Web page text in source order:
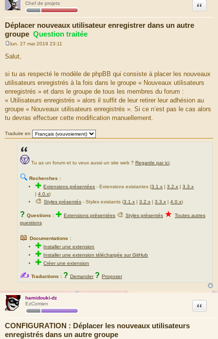
Chef de projets
Déplacer nouveaux utilisateur enregistrer dans un autre
groupe Question traitée
Citation
e
s
a
g
e
lun. 27 mai 2019 23:11
Salut,
si tu as respecté le modèle de phpBB qui consiste à placer les nouveaux
utilisateurs enregistrés à la fois dans le groupe « Nouveaux utilisateurs
enregistrés » et dans le groupe de tous les membres du forum :
« Utilisateurs enregistrés » alors il suffit de leur retirer leur adhésion au
groupe « Nouveaux utilisateurs enregistrés ». Si ce n’est pas le cas alors
tu devras effectuer cette modification manuellement.
Traduire en
Tu as un forum et tu veux aussi un site web ? Regarde par ici
🔍 Recherches :
✚Extensions présentées -Extensions existantes (3.1.x |3.2.x |3.3.x
|4.0.x)
🎨Styles présentés - Styles existants (3.1.x |3.2.x |3.3.x |4.0.x)
? Questions : ✚ Extensions présentées 🎨 Styles présentés ★ Toutes autres
questions
📖 Documentations :
✚ Installer une extension
✚ Installer une extension téléchargée sur GitHub
✚Créer une extension
✍ Traductions : ? Demander ? Proposer
hamidouki-dz
EzComien
CONFIGURATION : Déplacer les nouveaux utilisateurs
enregistrés dans un autre groupe
Citation